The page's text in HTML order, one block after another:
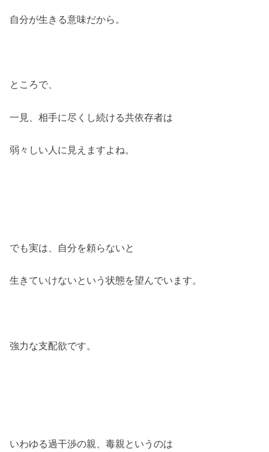
自分が生きる意味だから。
ところで、
一見、相手に尽くし続ける共依存者は
弱々しい人に見えますよね。
でも実は、自分を頼らないと
生きていけないという状態を望んでいます。
強力な支配欲です。
いわゆる過干渉の親、毒親というのは